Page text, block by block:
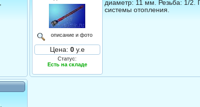
описание и фото
Цена: 0 у.е
Статус:
Есть на складе
диаметр: 11 мм. Резьба: 1/2.
системы отопления.